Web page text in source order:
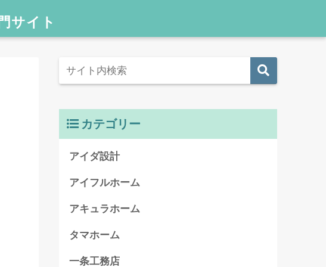
カテゴリー
アイダ設計
アイフルホーム
アキュラホーム
タマホーム
一条工務店